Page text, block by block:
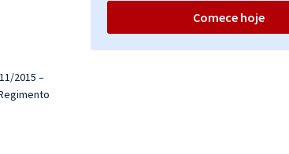
2015 –
Comece hoje